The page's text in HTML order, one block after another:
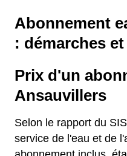
Abonnement
: démarches
Prix d'un
Ansauvillers
Selon le rapport du
service de l'eau et de